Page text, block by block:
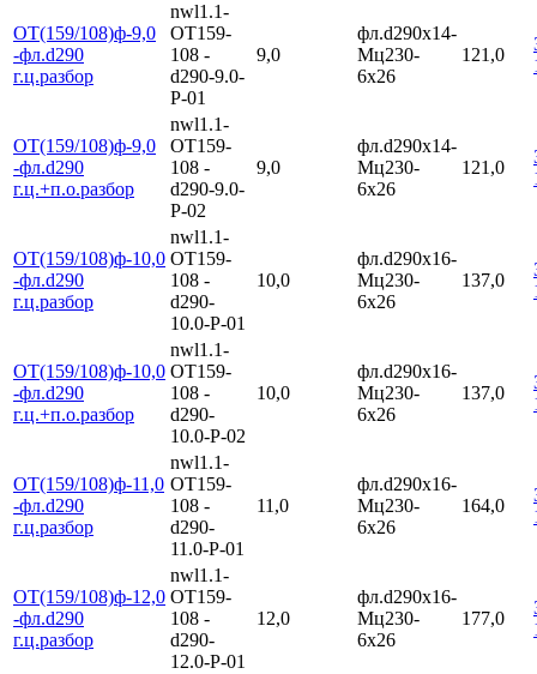
ОТ(159/108)ф-9,0
-фл.d290
г.ц.разбор
nwl1.1-
ОТ159-
108 -
d290-9.0-
Р-01
9,0
фл.d290х14-
Мц230-
6х26
121,0
ОТ(159/108)ф-9,0
-фл.d290
г.ц.+п.о.разбор
nwl1.1-
ОТ159-
108 -
d290-9.0-
Р-02
9,0
фл.d290х14-
Мц230-
6х26
121,0
ОТ(159/108)ф-10,0
-фл.d290
г.ц.разбор
nwl1.1-
ОТ159-
108 -
d290-
10.0-Р-01
10,0
фл.d290х16-
Мц230-
6х26
137,0
ОТ(159/108)ф-10,0
-фл.d290
г.ц.+п.о.разбор
nwl1.1-
ОТ159-
108 -
d290-
10.0-Р-02
10,0
фл.d290х16-
Мц230-
6х26
137,0
ОТ(159/108)ф-11,0
-фл.d290
г.ц.разбор
nwl1.1-
ОТ159-
108 -
d290-
11.0-Р-01
11,0
фл.d290х16-
Мц230-
6х26
164,0
ОТ(159/108)ф-12,0
-фл.d290
г.ц.разбор
nwl1.1-
ОТ159-
108 -
d290-
12.0-Р-01
12,0
фл.d290х16-
Мц230-
6х26
177,0